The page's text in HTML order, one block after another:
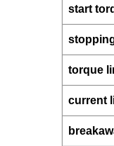
start
torque
current